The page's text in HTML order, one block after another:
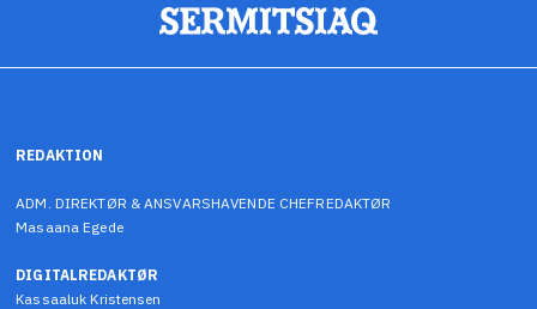
REDAKTION
ADM. DIREKTØR & ANSVARSHAVENDE CHEFREDAKTØR
Masaana Egede
DIGITALREDAKTØR
Kassaaluk Kristensen